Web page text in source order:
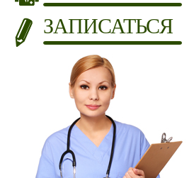
ЗАПИСАТЬСЯ